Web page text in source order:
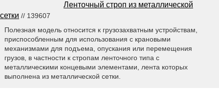
Ленточный строп из металлической
сетки // 139607
Полезная модель относится к грузозахватным устройствам,
приспособленным для использования с крановыми
механизмами для подъема, опускания или перемещения
грузов, в частности к стропам ленточного типа с
металлическими концевыми элементами, лента которых
выполнена из металлической сетки.